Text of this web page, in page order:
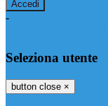
-
Seleziona utente
button close ×